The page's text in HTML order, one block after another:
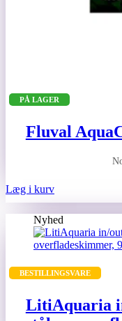
PÅ LAGER
Fluval
Læg i kurv
Nyhed
BESTILLINGSVARE
LitiAquaria